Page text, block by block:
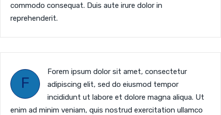
commodo consequat. Duis aute irure dolor in
reprehenderit.
F
Forem ipsum dolor sit amet, consectetur
adipiscing elit, sed do eiusmod tempor
incididunt ut labore et dolore magna aliqua. Ut
enim ad minim veniam, quis nostrud exercitation ullamco